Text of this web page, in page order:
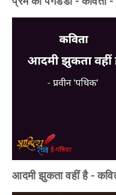
आदमी झुकता वहीं है -